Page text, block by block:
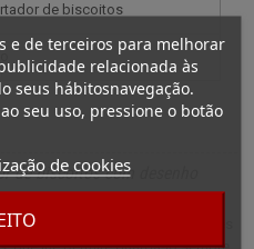
e de terceiros para melhorar
relacionada às
seus hábitosnavegação.
seu uso, pressione o botão
de cookies
de biscoitos
de biscoitos com desenho
e eficaz para os fumadores